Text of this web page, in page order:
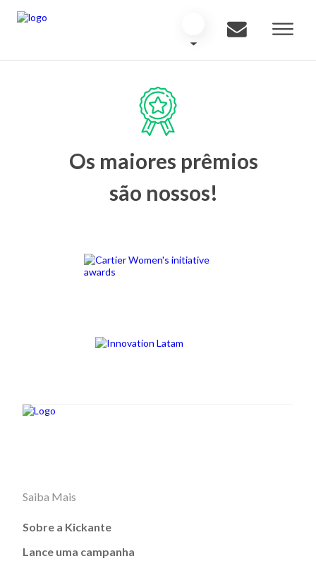
Os maiores prêmios
são nossos!
Saiba Mais
Sobre a Kickante
Lance uma campanha